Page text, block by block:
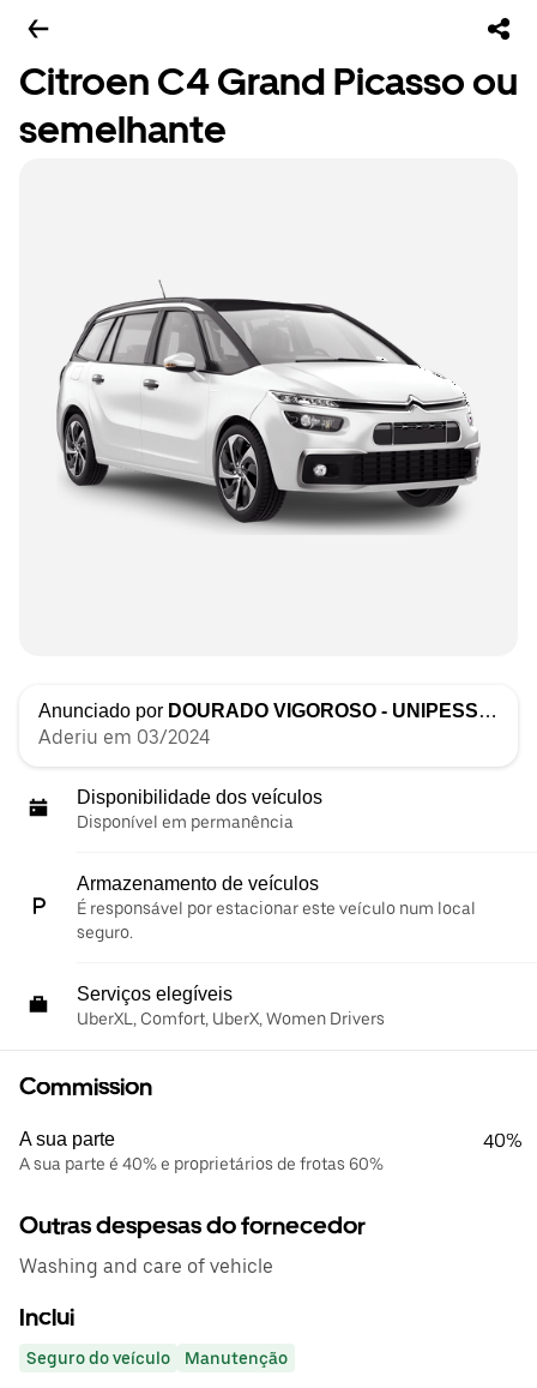
Citroen C4 Grand Picasso ou
semelhante
Anunciado por DOURADO VIGOROSO - UNIPESSOAL LDA
Aderiu em 03/2024
Disponibilidade dos veículos
Disponível em permanência
Armazenamento de veículos
É responsável por estacionar este veículo num local
seguro.
Serviços elegíveis
UberXL, Comfort, UberX, Women Drivers
Commission
A sua parte
A sua parte é 40% e proprietários de frotas 60%
40%
Outras despesas do fornecedor
Washing and care of vehicle
Inclui
Seguro do veículo Manutenção